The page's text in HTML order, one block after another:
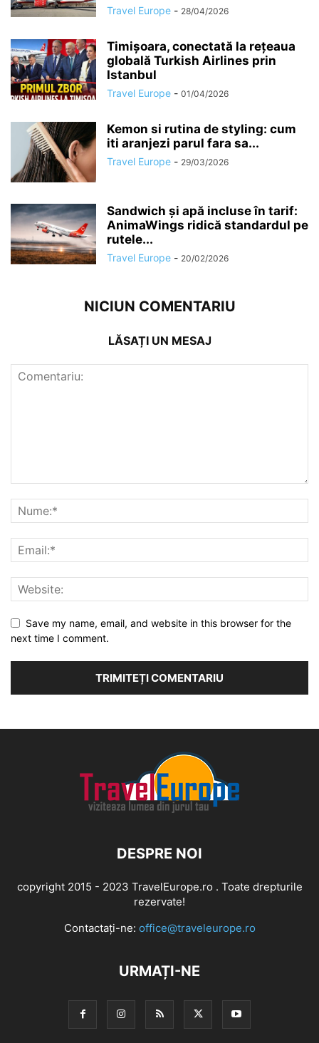
Travel Europe - 28/04/2026
Timișoara, conectată la rețeaua
globală Turkish Airlines prin
Istanbul
Travel Europe - 01/04/2026
Kemon si rutina de styling: cum
iti aranjezi parul fara sa...
Travel Europe - 29/03/2026
Sandwich și apă incluse în tarif:
AnimaWings ridică standardul pe
rutele...
Travel Europe - 20/02/2026
NICIUN COMENTARIU
LĂSAȚI UN MESAJ
Save my name, email, and website in this browser for the
next time I comment.
DESPRE NOI
copyright 2015 - 2023 TravelEurope.ro . Toate drepturile
rezervate!
Contactați-ne: office@traveleurope.ro
URMAȚI-NE